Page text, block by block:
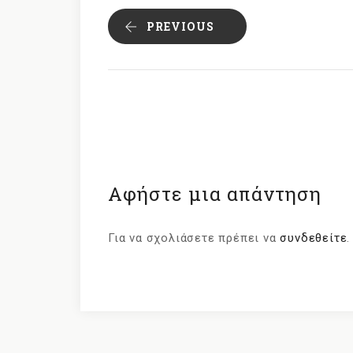
PREVIOUS
Αφήστε μια απάντηση
Για να σχολιάσετε πρέπει νασυνδεθείτε.